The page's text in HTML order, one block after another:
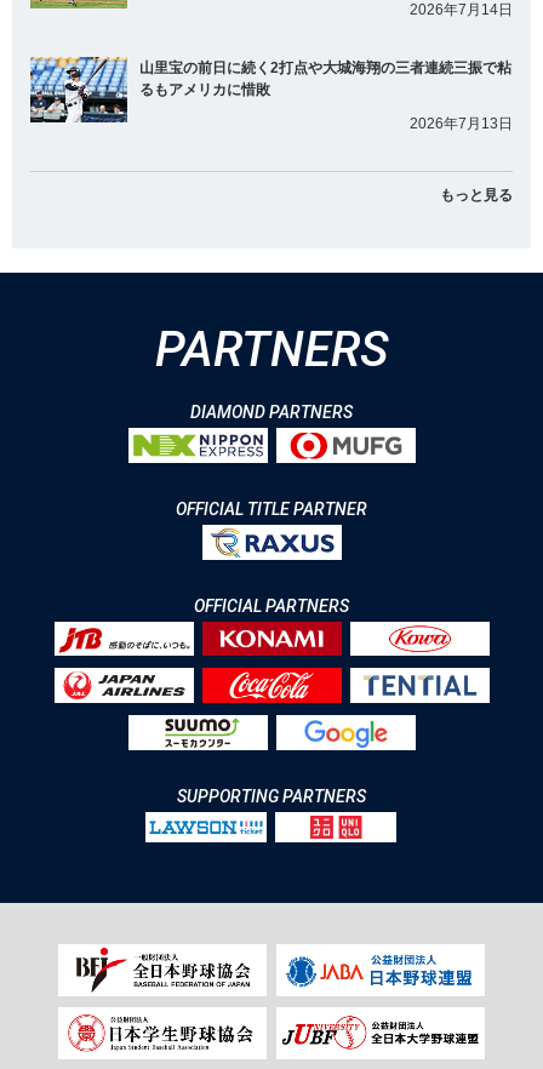
2026年7月14日
山里宝の前日に続く2打点や大城海翔の三者連続三振で粘
るもアメリカに惜敗
2026年7月13日
もっと見る
PARTNERS
DIAMOND PARTNERS
OFFICIAL TITLE PARTNER
OFFICIAL PARTNERS
SUPPORTING PARTNERS